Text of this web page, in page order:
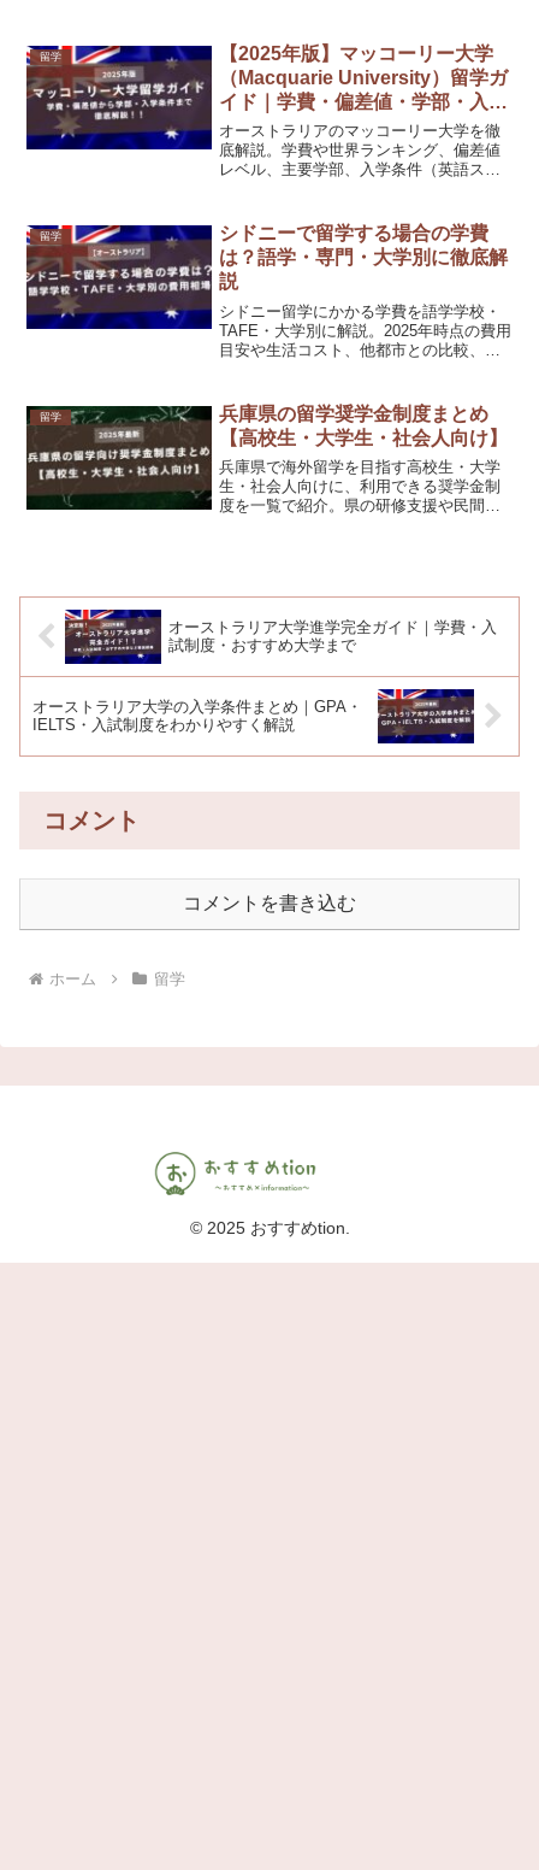
比較して、自分に合った留学準備を始め
ましょう。
留学
【2025年版】マッコーリー大学
（Macquarie University）留学ガ
イド｜学費・偏差値・学部・入学
条件まとめ
オーストラリアのマッコーリー大学を徹
底解説。学費や世界ランキング、偏差値
レベル、主要学部、入学条件（英語スコ
留学
シドニーで留学する場合の学費
は？語学・専門・大学別に徹底解
説
シドニー留学にかかる学費を語学学校・
TAFE・大学別に解説。2025年時点の費用
目安や生活コスト、他都市との比較、費
留学
兵庫県の留学奨学金制度まとめ
【高校生・大学生・社会人向け】
兵庫県で海外留学を目指す高校生・大学
生・社会人向けに、利用できる奨学金制
度を一覧で紹介。県の研修支援や民間団
オーストラリア大学進学完全ガイド｜学費・入
試制度・おすすめ大学まで
オーストラリア大学の入学条件まとめ｜GPA・
IELTS・入試制度をわかりやすく解説
コメント
コメントを書き込む
ホーム 留学
© 2025 おすすめtion.